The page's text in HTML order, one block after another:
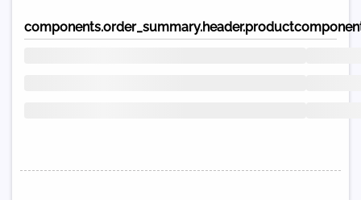
components.order_summary.header.product